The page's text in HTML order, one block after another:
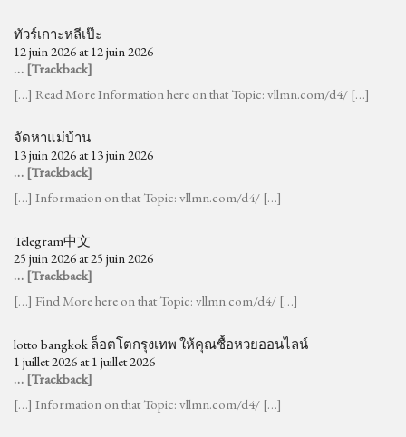
ทัวร์เกาะหลีเป๊ะ
12 juin 2026 at 12 juin 2026
… [Trackback]
[…] Read More Information here on that Topic: vllmn.com/d4/ […]
จัดหาแม่บ้าน
13 juin 2026 at 13 juin 2026
… [Trackback]
[…] Information on that Topic: vllmn.com/d4/ […]
Telegram中文
25 juin 2026 at 25 juin 2026
… [Trackback]
[…] Find More here on that Topic: vllmn.com/d4/ […]
lotto bangkok ล็อตโตกรุงเทพ ให้คุณซื้อหวยออนไลน์
1 juillet 2026 at 1 juillet 2026
… [Trackback]
[…] Information on that Topic: vllmn.com/d4/ […]